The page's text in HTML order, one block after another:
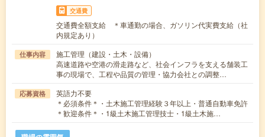
交通費
交通費全額支給 ＊車通勤の場合、ガソリン代実費支給（社
内規定あり）
仕事内容
施工管理（建設・土木・設備）
高速道路や空港の滑走路など、社会インフラを支える舗装工
事の現場で、工程や品質の管理・協力会社との調整…
応募資格
英語力不要
＊必須条件＊・土木施工管理経験３年以上・普通自動車免許
＊歓迎条件＊・1級土木施工管理技士・1級土木施…